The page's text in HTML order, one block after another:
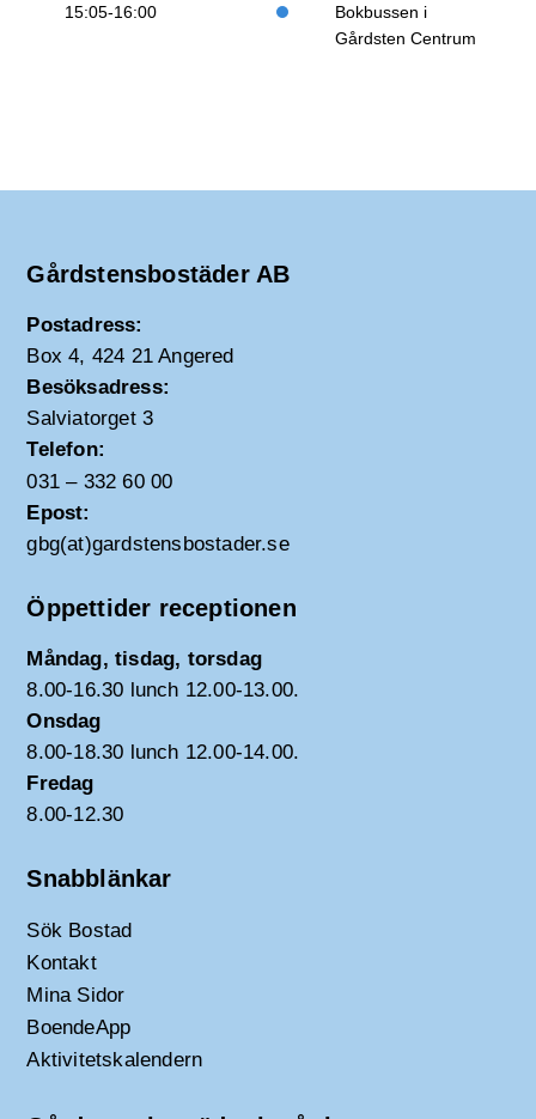
15:05-16:00
Bokbussen i
Gårdsten Centrum
Gårdstensbostäder AB
Postadress:
Box 4, 424 21 Angered
Besöksadress:
Salviatorget 3
Telefon:
031 – 332 60 00
Epost:
gbg(at)gardstensbostader.se
Öppettider receptionen
Måndag, tisdag, torsdag
8.00-16.30 lunch 12.00-13.00.
Onsdag
8.00-18.30 lunch 12.00-14.00.
Fredag
8.00-12.30
Snabblänkar
Sök Bostad
Kontakt
Mina Sidor
BoendeApp
Aktivitetskalendern